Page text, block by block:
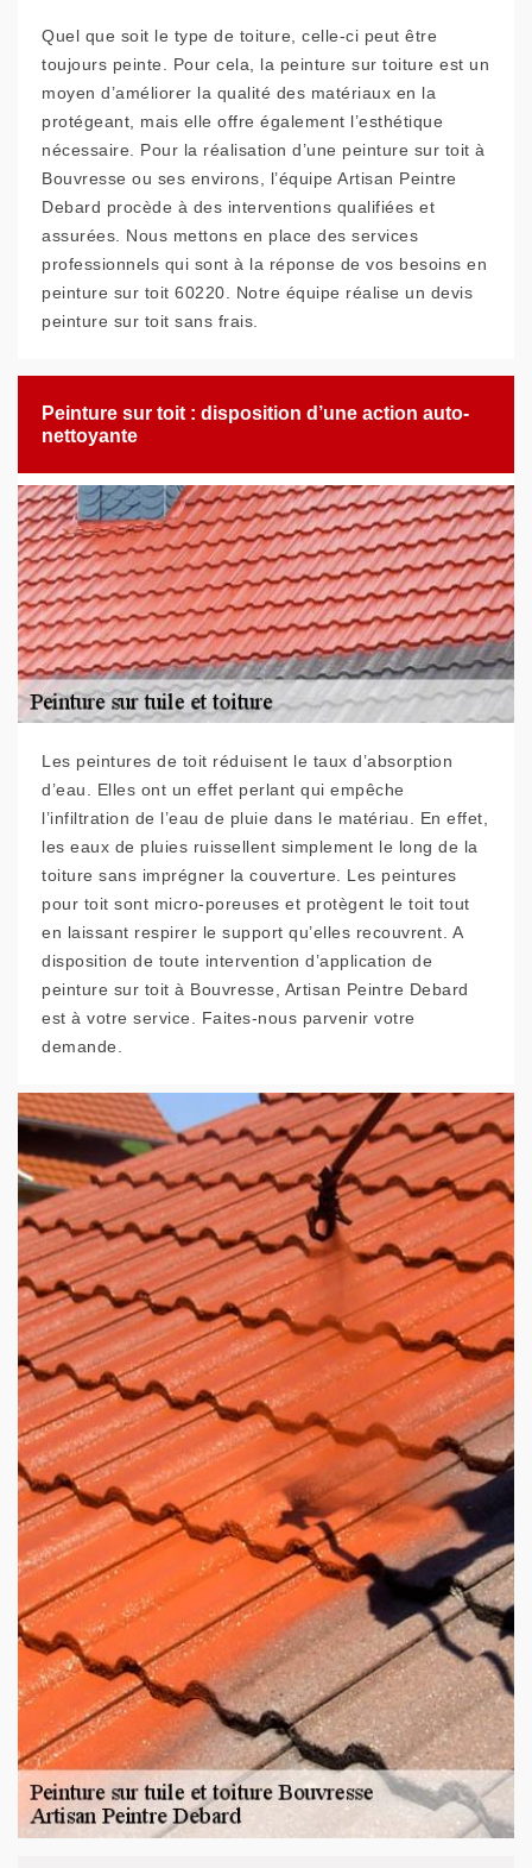
Quel que soit le type de toiture, celle-ci peut être
toujours peinte. Pour cela, la peinture sur toiture est un
moyen d’améliorer la qualité des matériaux en la
protégeant, mais elle offre également l’esthétique
nécessaire. Pour la réalisation d’une peinture sur toit à
Bouvresse ou ses environs, l’équipe Artisan Peintre
Debard procède à des interventions qualifiées et
assurées. Nous mettons en place des services
professionnels qui sont à la réponse de vos besoins en
peinture sur toit 60220. Notre équipe réalise un devis
peinture sur toit sans frais.
Peinture sur toit : disposition d’une action auto-
nettoyante
Les peintures de toit réduisent le taux d’absorption
d’eau. Elles ont un effet perlant qui empêche
l’infiltration de l’eau de pluie dans le matériau. En effet,
les eaux de pluies ruissellent simplement le long de la
toiture sans imprégner la couverture. Les peintures
pour toit sont micro-poreuses et protègent le toit tout
en laissant respirer le support qu’elles recouvrent. A
disposition de toute intervention d’application de
peinture sur toit à Bouvresse, Artisan Peintre Debard
est à votre service. Faites-nous parvenir votre
demande.